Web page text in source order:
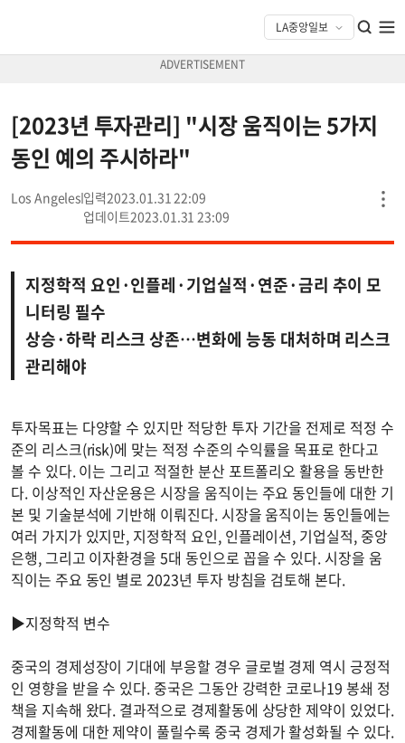
[2023년 투자관리] "시장 움직이는 5가지
동인 예의 주시하라"
Los Angeles
2023.01.31 22:09
2023.01.31 23:09
지정학적 요인·인플레·기업실적·연준·금리 추이 모
니터링 필수
상승·하락 리스크 상존…변화에 능동 대처하며 리스크
관리해야
투자목표는 다양할 수 있지만 적당한 투자 기간을 전제로 적정 수
준의 리스크(risk)에 맞는 적정 수준의 수익률을 목표로 한다고
볼 수 있다. 이는 그리고 적절한 분산 포트폴리오 활용을 동반한
다. 이상적인 자산운용은 시장을 움직이는 주요 동인들에 대한 기
본 및 기술분석에 기반해 이뤄진다. 시장을 움직이는 동인들에는
여러 가지가 있지만, 지정학적 요인, 인플레이션, 기업실적, 중앙
은행, 그리고 이자환경을 5대 동인으로 꼽을 수 있다. 시장을 움
직이는 주요 동인 별로 2023년 투자 방침을 검토해 본다.
▶지정학적 변수
중국의 경제성장이 기대에 부응할 경우 글로벌 경제 역시 긍정적
인 영향을 받을 수 있다. 중국은 그동안 강력한 코로나19 봉쇄 정
책을 지속해 왔다. 결과적으로 경제활동에 상당한 제약이 있었다.
경제활동에 대한 제약이 풀릴수록 중국 경제가 활성화될 수 있다.